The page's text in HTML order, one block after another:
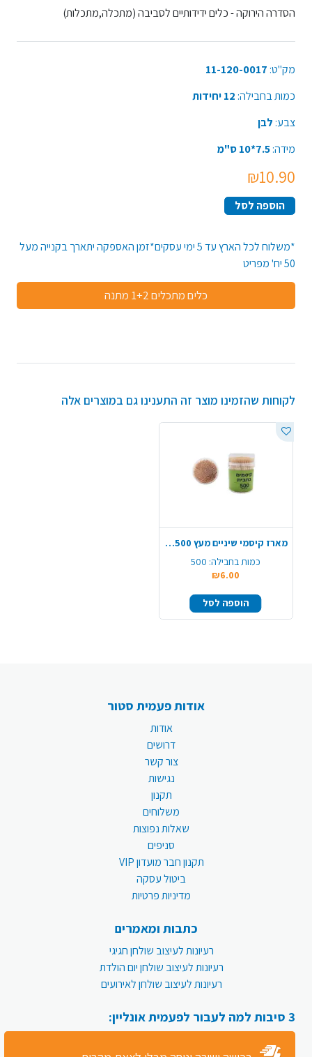
הסדרה הירוקה - כלים ידידותיים לסביבה (מתכלה,מתכלות)
מק"ט: 11-120-0017
כמות בחבילה: 12 יחידות
צבע: לבן
מידה:7.5*10 ס"מ
₪10.90
הוספה לסל
*משלוח לכל הארץ עד 5 ימי עסקים*זמן האספקה יתארך בקנייה מעל
50 יח' מפריט
כלים מתכלים 1+2 מתנה
לקוחות שהזמינו מוצר זה התענינו גם במוצרים אלה
מארז קיסמי שיניים מעץ 500 יח' - טבעי
כמות בחבילה: 500
₪6.00
הוספה לסל
אודות פעמית סטור
אודות
דרושים
צור קשר
נגישות
תקנון
משלוחים
שאלות נפוצות
סניפים
תקנון חבר מועדון VIP
ביטול עסקה
מדיניות פרטיות
כתבות ומאמרים
רעיונות לעיצוב שולחן חגיגי
רעיונות לעיצוב שולחן יום הולדת
רעיונות לעיצוב שולחן לאירועים
3 סיבות למה לעבור לפעמית אונליין: